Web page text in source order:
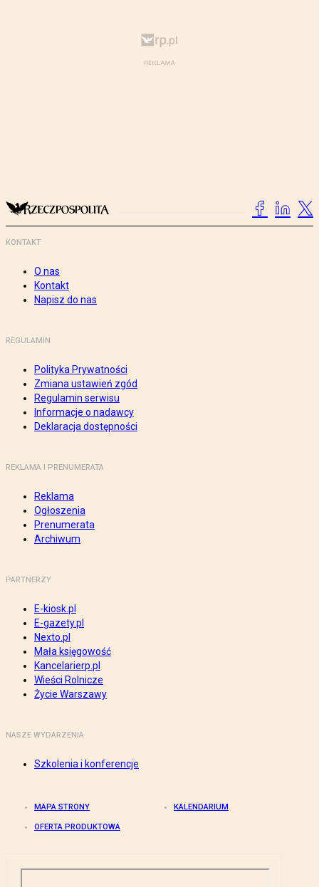
KONTAKT
O nas
Kontakt
Napisz do nas
REGULAMIN
Polityka Prywatności
Zmiana ustawień zgód
Regulamin serwisu
Informacje o nadawcy
Deklaracja dostępności
REKLAMA I PRENUMERATA
Reklama
Ogłoszenia
Prenumerata
Archiwum
PARTNERZY
E-kiosk.pl
E-gazety.pl
Nexto.pl
Mała księgowość
Kancelarierp.pl
Wieści Rolnicze
Życie Warszawy
NASZE WYDARZENIA
Szkolenia i konferencje
MAPA STRONY KALENDARIUM
OFERTA PRODUKTOWA